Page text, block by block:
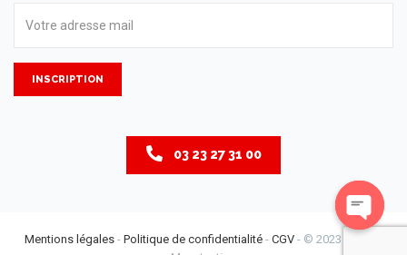
INSCRIPTION
03 23 27 31 00
Mentions légales - Politique de confidentialité - CGV - © 2023 LM - La
Open